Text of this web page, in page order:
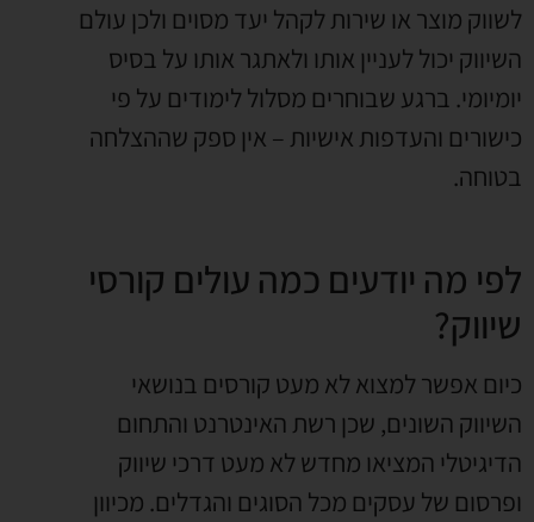
לשווק מוצר או שירות לקהל יעד מסוים ולכן עולם
השיווק יכול לעניין אותו ולאתגר אותו על בסיס
יומיומי. ברגע שבוחרים מסלול לימודים על פי
כישורים והעדפות אישיות – אין ספק שההצלחה
בטוחה.
לפי מה יודעים כמה עולים קורסי
שיווק?
כיום אפשר למצוא לא מעט קורסים בנושאי
השיווק השונים, שכן רשת האינטרנט והתחום
הדיגיטלי המציאו מחדש לא מעט דרכי שיווק
ופרסום של עסקים מכל הסוגים והגדלים. מכיוון